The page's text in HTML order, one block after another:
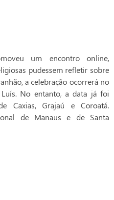
um encontro online,
pudessem refletir sobre
a celebração ocorrerá no
No entanto, a data já foi
Caxias, Grajaú e Coroatá.
de Manaus e de Santa